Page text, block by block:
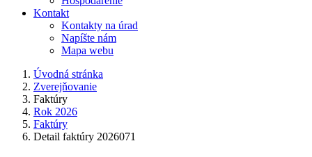
Kontakt
Kontakty na úrad
Napíšte nám
Mapa webu
Úvodná stránka
Zverejňovanie
Faktúry
Rok 2026
Faktúry
Detail faktúry 2026071